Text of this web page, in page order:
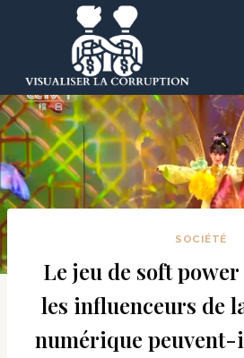
SOCIÉTÉ
Le jeu de soft
les influenceurs de
numérique